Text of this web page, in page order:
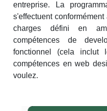
entreprise. La
s'effectuent
charges défini en
compétences de
fonctionnel (cela inclut
compétences en web
voulez.